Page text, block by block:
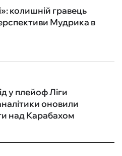
колишній гравець
Мудрика в
у плейоф Ліги
оновили
над Карабахом